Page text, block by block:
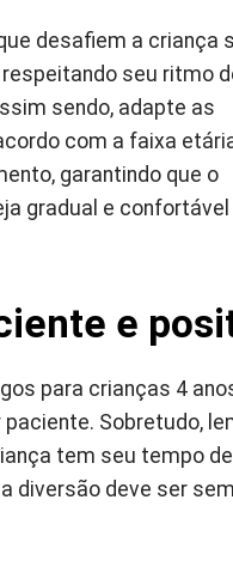
desafiem a criança
seu ritmo
sendo, adapte as
com a faixa
garantindo que o
gradual e confortável
e
para crianças 4
Sobretudo,
tem seu tempo de
diversão deve ser